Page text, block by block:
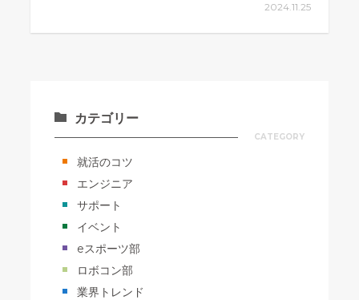
2024.11.25
カテゴリー
CATEGORY
就活のコツ
エンジニア
サポート
イベント
eスポーツ部
ロボコン部
業界トレンド